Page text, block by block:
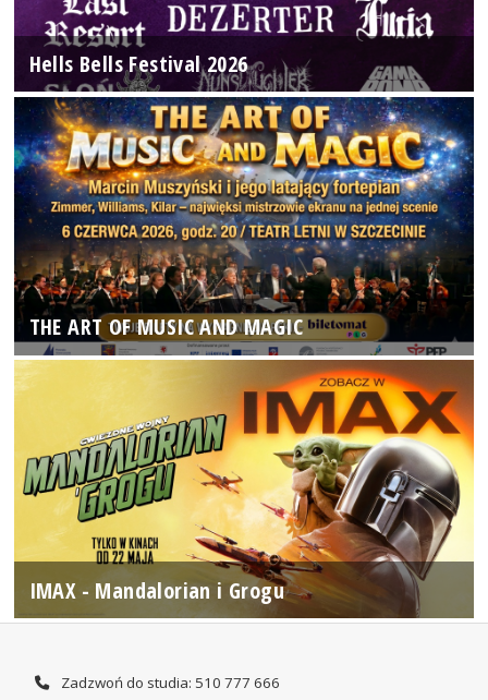
Hells Bells Festival 2026
THE ART OF MUSIC AND MAGIC
IMAX - Mandalorian i Grogu
Zadzwoń do studia: 510 777 666